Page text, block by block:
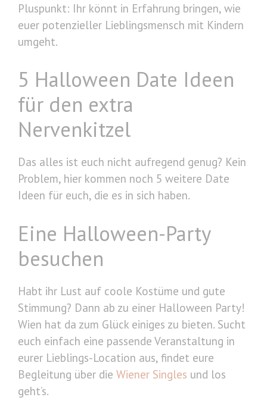
Pluspunkt: Ihr könnt in Erfahrung bringen, wie
euer potenzieller Lieblingsmensch mit Kindern
umgeht.
5 Halloween Date Ideen
für den extra
Nervenkitzel
Das alles ist euch nicht aufregend genug? Kein
Problem, hier kommen noch 5 weitere Date
Ideen für euch, die es in sich haben.
Eine Halloween-Party
besuchen
Habt ihr Lust auf coole Kostüme und gute
Stimmung? Dann ab zu einer Halloween Party!
Wien hat da zum Glück einiges zu bieten. Sucht
euch einfach eine passende Veranstaltung in
eurer Lieblings-Location aus, findet eure
Begleitung über die Wiener Singles und los
geht’s.